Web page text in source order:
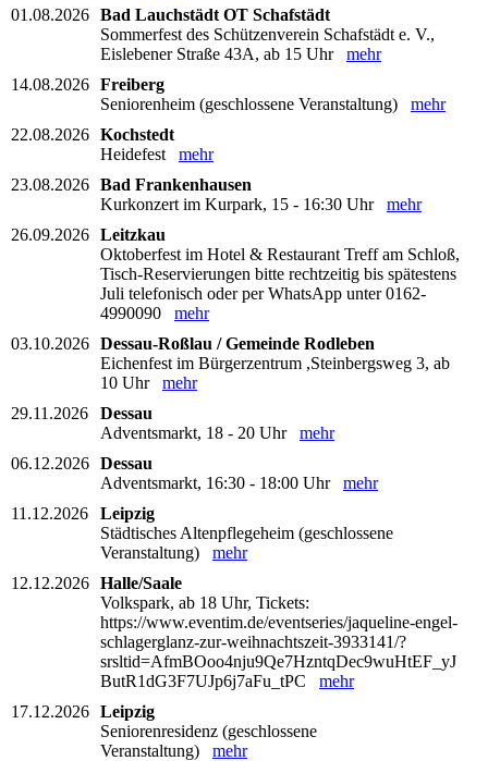
01.08.2026 Bad Lauchstädt OT Schafstädt
Sommerfest des Schützenverein Schafstädt e. V.,
Eislebener Straße 43A, ab 15 Uhr mehr
14.08.2026 Freiberg
Seniorenheim (geschlossene Veranstaltung) mehr
22.08.2026 Kochstedt
Heidefest mehr
23.08.2026 Bad Frankenhausen
Kurkonzert im Kurpark, 15 - 16:30 Uhr mehr
26.09.2026 Leitzkau
Oktoberfest im Hotel & Restaurant Treff am Schloß,
Tisch-Reservierungen bitte rechtzeitig bis spätestens
Juli telefonisch oder per WhatsApp unter 0162-
4990090 mehr
03.10.2026 Dessau-Roßlau / Gemeinde Rodleben
Eichenfest im Bürgerzentrum ,Steinbergsweg 3, ab
10 Uhr mehr
29.11.2026
Dessau
Adventsmarkt, 18 - 20 Uhr mehr
06.12.2026 Dessau
Adventsmarkt, 16:30 - 18:00 Uhr mehr
11.12.2026
Leipzig
Städtisches Altenpflegeheim (geschlossene
Veranstaltung) mehr
12.12.2026 Halle/Saale
Volkspark, ab 18 Uhr, Tickets:
https://www.eventim.de/eventseries/jaqueline-engel-
schlagerglanz-zur-weihnachtszeit-3933141/?
srsltid=AfmBOoo4nju9Qe7HzntqDec9wuHtEF_yJ
ButR1dG3F7UJp6j7aFu_tPC mehr
17.12.2026 Leipzig
Seniorenresidenz (geschlossene
Veranstaltung) mehr